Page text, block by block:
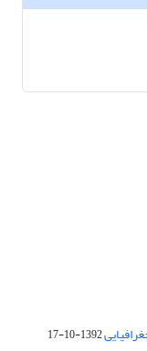
1392-10-17